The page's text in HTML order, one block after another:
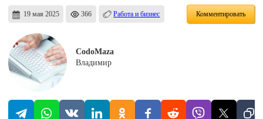
19 мая 2025 366 Работа и бизнес Комментировать
CodoMaza
Владимир